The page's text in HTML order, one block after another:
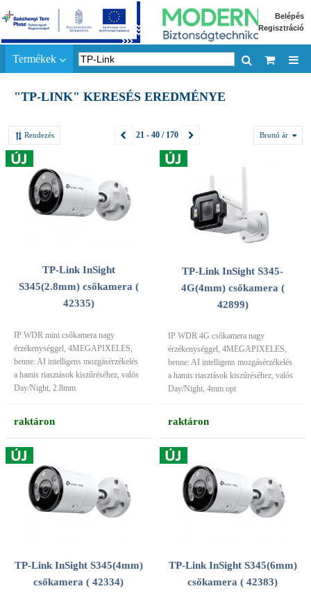
Belépés
Regisztráció
Termékek
"TP-LINK" KERESÉS EREDMÉNYE
Rendezés 21 - 40 / 170 Bruttó ár
TP-Link InSight
S345(2.8mm) csőkamera (
42335)
IP WDR mini csőkamera nagy
érzékenységgel, 4MEGAPIXELES,
benne: AI intelligens mozgásérzékelés
a hamis riasztások kiszűréséhez, valós
Day/Night, 2.8mm
raktáron
TP-Link InSight S345-
4G(4mm) csőkamera (
42899)
IP WDR 4G csőkamera nagy
érzékenységgel, 4MEGAPIXELES,
benne: AI intelligens mozgásérzékelés
a hamis riasztások kiszűréséhez, valós
Day/Night, 4mm opt
raktáron
TP-Link InSight S345(4mm)
csőkamera ( 42334)
TP-Link InSight S345(6mm)
csőkamera ( 42383)